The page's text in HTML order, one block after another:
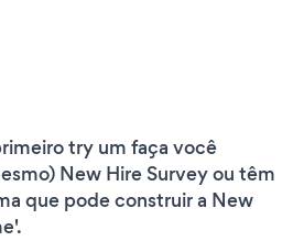
try um faça você
New Hire Survey ou têm
que pode construir a New